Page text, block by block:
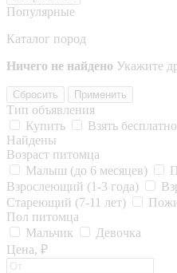
Популярные
Каталог пород
Ничего не найдено Укажите
Сбросить Применить
Тип объявления
Купить
Взять бесплатно
Найдены
Возраст питомца
Малыш (до 6 месяцев)
Взрослеющий (1-3 года)
Стареющий (7-11 лет)
Пол питомца
Мальчик
Девочка
Цена, ₽